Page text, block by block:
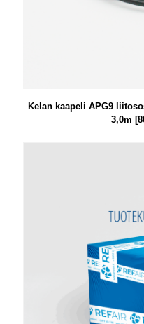
Kelan kaapeli APG9
3,0m